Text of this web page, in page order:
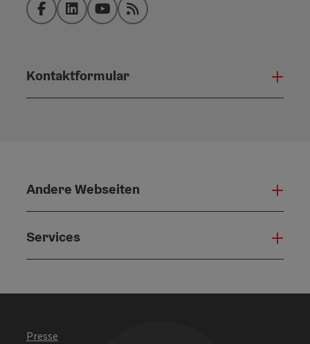
FacebookLinkedInYouTubeRSS-Feed
Kontaktformular
Andere Webseiten
Services
Presse